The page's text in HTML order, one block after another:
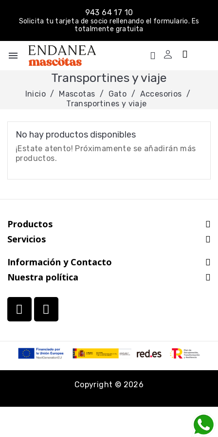
943 64 17 10
Solicita tu tarjeta de socio rellenando el formulario. Es
totalmente gratuita
menu
Transportines y viaje
Inicio Mascotas Gato
Accesorios
Transportines y viaje
No hay productos disponibles
¡Estate atento! Próximamente se añadirán más
productos.
Productos
Servicios
Información y Contacto
Nuestra política
Copyright © 2026